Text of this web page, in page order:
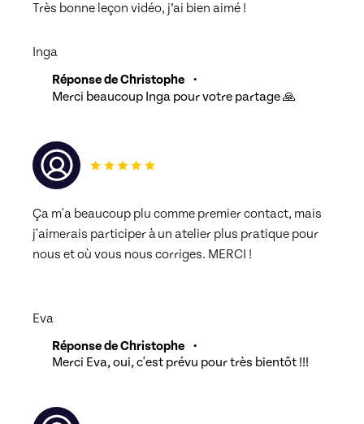
Très bonne leçon vidéo, j’ai bien aimé !
Inga
Réponse de Christophe
•
Merci beaucoup Inga pour votre partage 🙏
Ça m'a beaucoup plu comme premier contact, mais
j'aimerais participer à un atelier plus pratique pour
nous et où vous nous corriges. MERCI !
Eva
Réponse de Christophe
•
Merci Eva, oui, c'est prévu pour très bientôt !!!